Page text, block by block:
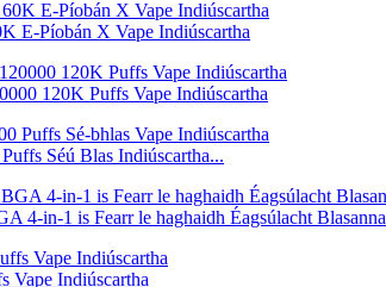
E-Píobán X Vape Indiúscartha
120K Puffs Vape Indiúscartha
Séú Blas Indiúscartha...
4-in-1 is Fearr le haghaidh Éagsúlacht Blasanna
Vape Indiúscartha